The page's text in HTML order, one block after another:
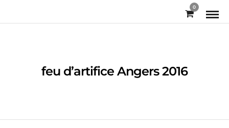
0
feu d’artifice Angers 2016